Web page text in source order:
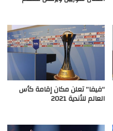
“فيفا” تعلن مكان إقامة كأس
العالم للأندية 2021